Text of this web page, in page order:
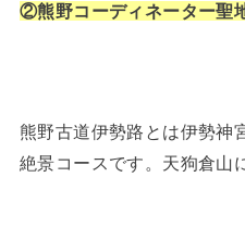
②熊野コーディネーター聖
熊野古道伊勢路とは伊勢神
絶景コースです。天狗倉山